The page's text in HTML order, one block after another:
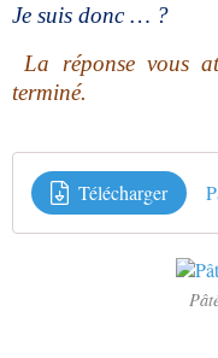
Je suis donc … ?
La réponse vous
terminé.
Télécharger